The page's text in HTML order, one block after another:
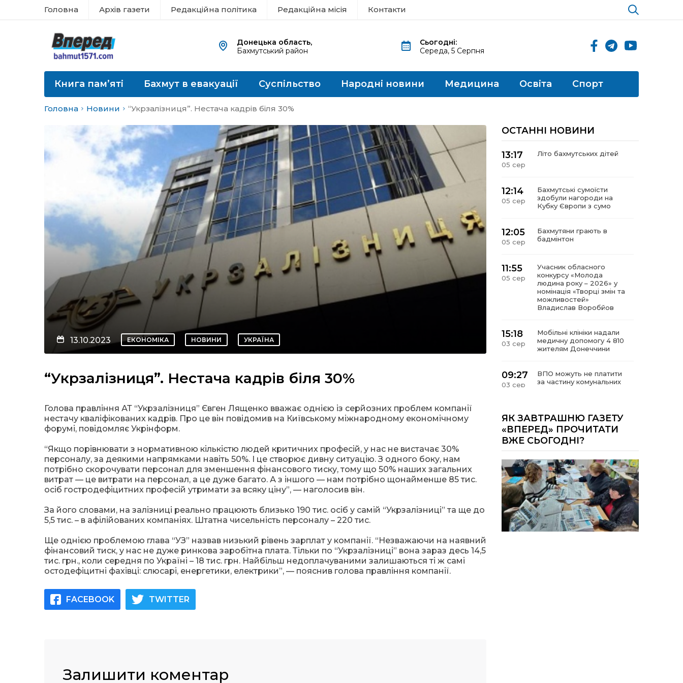
Головна Архів газети Редакційна політика Редакційна місія Контакти
Донецька область,
Бахмутський район
Сьогодні:
Середа, 5 Серпня
Книга пам’яті Бахмут в евакуації Суспільство Народні новини Медицина Освіта Спорт
Головна Новини “Укрзалізниця”. Нестача кадрів біля 30%
13.10.2023 ЕКОНОМІКА НОВИНИ УКРАЇНА
“Укрзалізниця”. Нестача кадрів біля 30%
Голова правління АТ “Укрзалізниця” Євген Лященко вважає однією із серйозних проблем компанії
нестачу кваліфікованих кадрів. Про це він повідомив на Київському міжнародному економічному
форумі, повідомляє Укрінформ.
“Якщо порівнювати з нормативною кількістю людей критичних професій, у нас не вистачає 30%
персоналу, за деякими напрямками навіть 50%. І це створює дивну ситуацію. З одного боку, нам
потрібно скорочувати персонал для зменшення фінансового тиску, тому що 50% наших загальних
витрат — це витрати на персонал, а це дуже багато. А з іншого — нам потрібно щонайменше 85 тис.
осіб гостродефіцитних професій утримати за всяку ціну”, — наголосив він.
За його словами, на залізниці реально працюють близько 190 тис. осіб у самій “Укрзалізниці” та ще до
5,5 тис. – в афілійованих компаніях. Штатна чисельність персоналу – 220 тис.
Ще однією проблемою глава “УЗ” назвав низький рівень зарплат у компанії. “Незважаючи на наявний
фінансовий тиск, у нас не дуже ринкова заробітна плата. Тільки по “Укрзалізниці” вона зараз десь 14,5
тис. грн., коли середня по Україні – 18 тис. грн. Найбільш недоплачуваними залишаються ті ж самі
остодефіцитні фахівці: слюсарі, енергетики, електрики”, — пояснив голова правління компанії.
FACEBOOK TWITTER
Залишити коментар
ОСТАННІ НОВИНИ
13:17
05 сер
Літо бахмутських дітей
12:14
05 сер
Бахмутські сумоїсти
здобули нагороди на
Кубку Європи з сумо
12:05
05 сер
Бахмутяни грають в
бадмінтон
11:55
05 сер
Учасник обласного
конкурсу «Молода
людина року – 2026» у
номінація «Творці змін та
можливостей»
Владислав Воробйов
15:18
03 сер
Мобільні клініки надали
медичну допомогу 4 810
жителям Донеччини
09:27
03 сер
ВПО можуть не платити
за частину комунальних
14:12
01 сер
Досі ВПО? Юристка
розповіла, коли
переселенці втрачають
виплати та статус
внутрішньо переміщеної
14:04
01 сер
Учасниця обласного
конкурсу «Молода
людина року – 2026» у
номінації «Пульс життя»
Аліна Кулик
ЯК ЗАВТРАШНЮ ГАЗЕТУ
«ВПЕРЕД» ПРОЧИТАТИ
ВЖЕ СЬОГОДНІ?